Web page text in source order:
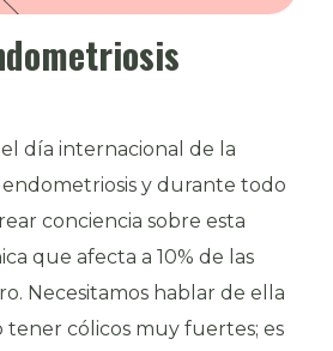
el día internacional de la
endometriosis y durante todo
conciencia sobre esta
que afecta a 10% de las
Necesitamos hablar de ella
tener cólicos muy fuertes; es